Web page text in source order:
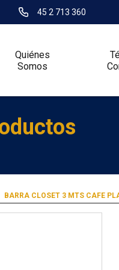
45 2 713 360
Quiénes
Somos
BARRA CLOSET 3 MTS CAFE